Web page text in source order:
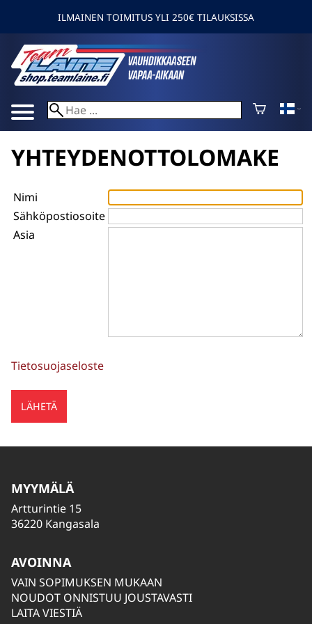
ILMAINEN TOIMITUS YLI 250€ TILAUKSISSA
YHTEYDENOTTOLOMAKE
Nimi
Sähköpostiosoite
Asia
Tietosuojaseloste
MYYMÄLÄ
Artturintie 15
36220 Kangasala
AVOINNA
VAIN SOPIMUKSEN MUKAAN
NOUDOT ONNISTUU JOUSTAVASTI
LAITA VIESTIÄ